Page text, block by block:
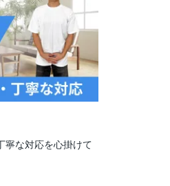
寧な対応を心掛けて